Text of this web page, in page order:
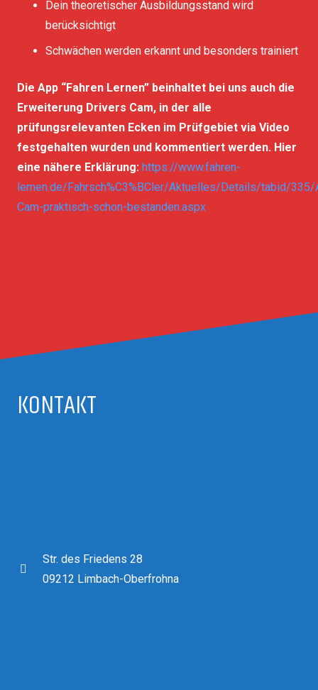
Dein theoretischer Ausbildungsstand wird
berücksichtigt
Schwächen werden erkannt und besonders trainiert
Die App “Fahren Lernen” beinhaltet bei uns auch die
Erweiterung Drivers Cam, in der alle
prüfungsrelevanten Ecken im Prüfgebiet via Video
festgehalten wurden und kommentiert werden. Hier
eine nähere Erklärung: https://www.fahren-
lernen.de/Fahrsch%C3%BCler/Aktuelles/Details/tabid/
Cam-praktisch-schon-bestanden.aspx
KONTAKT
Str. des Friedens 28
09212 Limbach-Oberfrohna